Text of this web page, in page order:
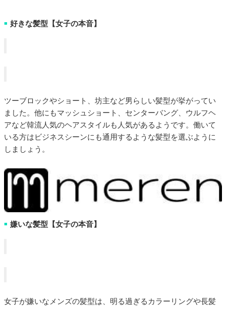
■ 好きな髪型【女子の本音】
ツーブロックやショート、坊主など男らしい髪型が挙がってい
ました。他にもマッシュショート、センターバング、ウルフヘ
アなど韓流人気のヘアスタイルも人気があるようです。働いて
いる方はビジネスシーンにも通用するような髪型を選ぶように
しましょう。
■ 嫌いな髪型【女子の本音】
女子が嫌いなメンズの髪型は、明る過ぎるカラーリングや長髪